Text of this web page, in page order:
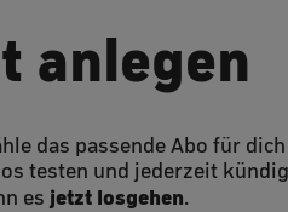
anlegen
das passende Abo für dich
testen und jederzeit
es jetzt losgehen.